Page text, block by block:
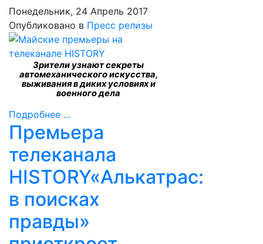
Понедельник, 24 Апрель 2017
Опубликовано в Пресс релизы
Зрители узнают секреты
автомеханического искусства,
выживания в диких условиях и
военного дела
Подробнее ...
Премьера
телеканала
HISTORY«Алькатрас:
в поисках
правды»